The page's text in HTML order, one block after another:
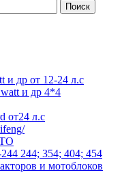
и др от 12-24 л.с
и др 4*4
от24 л.с
244; 354; 404; 454
и мотоблоков